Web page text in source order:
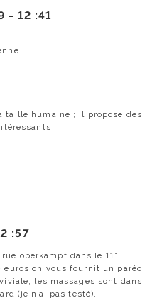
-12 :41
taille humaine ; il propose des
!
:57
oberkampf dans le 11°.
on vous fournit un paréo
les massages sont dans
(je n’ai pas testé).